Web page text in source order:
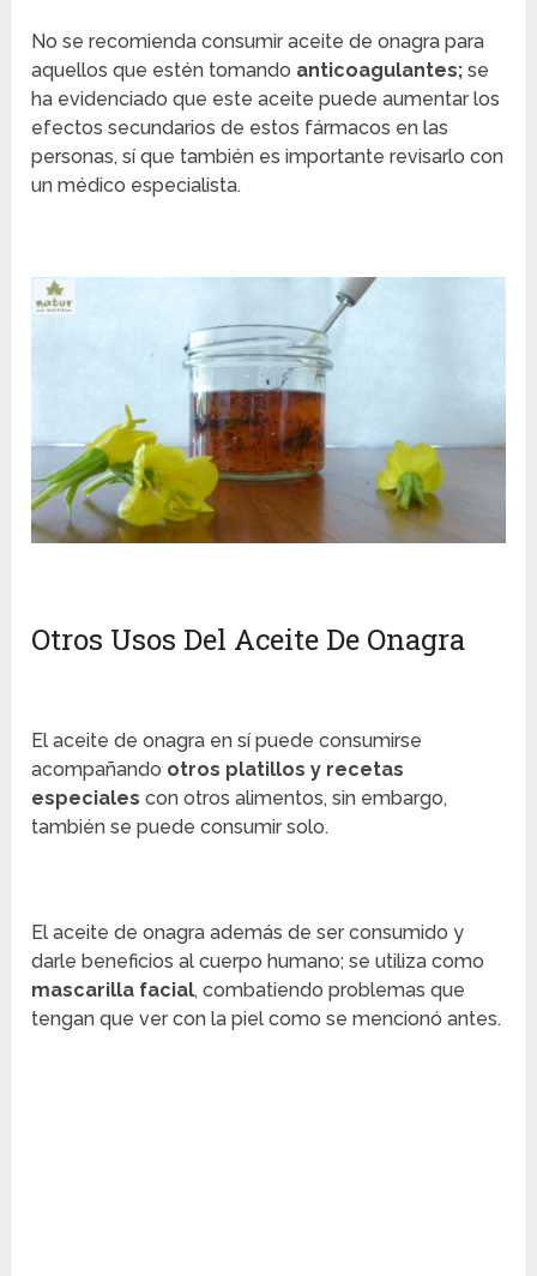
No se recomienda consumir aceite de onagra para
aquellos que estén tomando anticoagulantes; se
ha evidenciado que este aceite puede aumentar los
efectos secundarios de estos fármacos en las
personas, sí que también es importante revisarlo con
un médico especialista.
Otros Usos Del Aceite De Onagra
El aceite de onagra en sí puede consumirse
acompañando otros platillos y recetas
especiales con otros alimentos, sin embargo,
también se puede consumir solo.
El aceite de onagra además de ser consumido y
darle beneficios al cuerpo humano; se utiliza como
mascarilla facial, combatiendo problemas que
tengan que ver con la piel como se mencionó antes.